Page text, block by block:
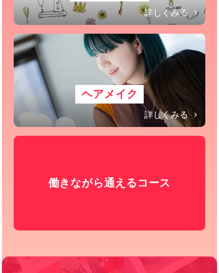
詳しくみる
ヘアメイク
詳しくみる
働きながら通えるコース